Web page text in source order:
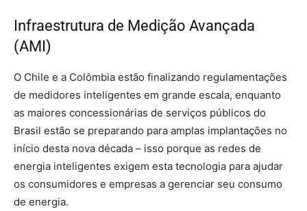
Infraestrutura de Medição Avançada
(AMI)
O Chile e a Colômbia estão finalizando regulamentações
de medidores inteligentes em grande escala, enquanto
as maiores concessionárias de serviços públicos do
Brasil estão se preparando para amplas implantações no
início desta nova década – isso porque as redes de
energia inteligentes exigem esta tecnologia para ajudar
os consumidores e empresas a gerenciar seu consumo
de energia.